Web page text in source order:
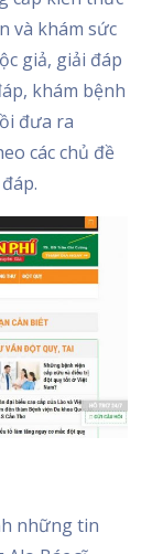
và khám sức
giả, giải đáp
khám bệnh
đưa ra
các chủ đề
những tin